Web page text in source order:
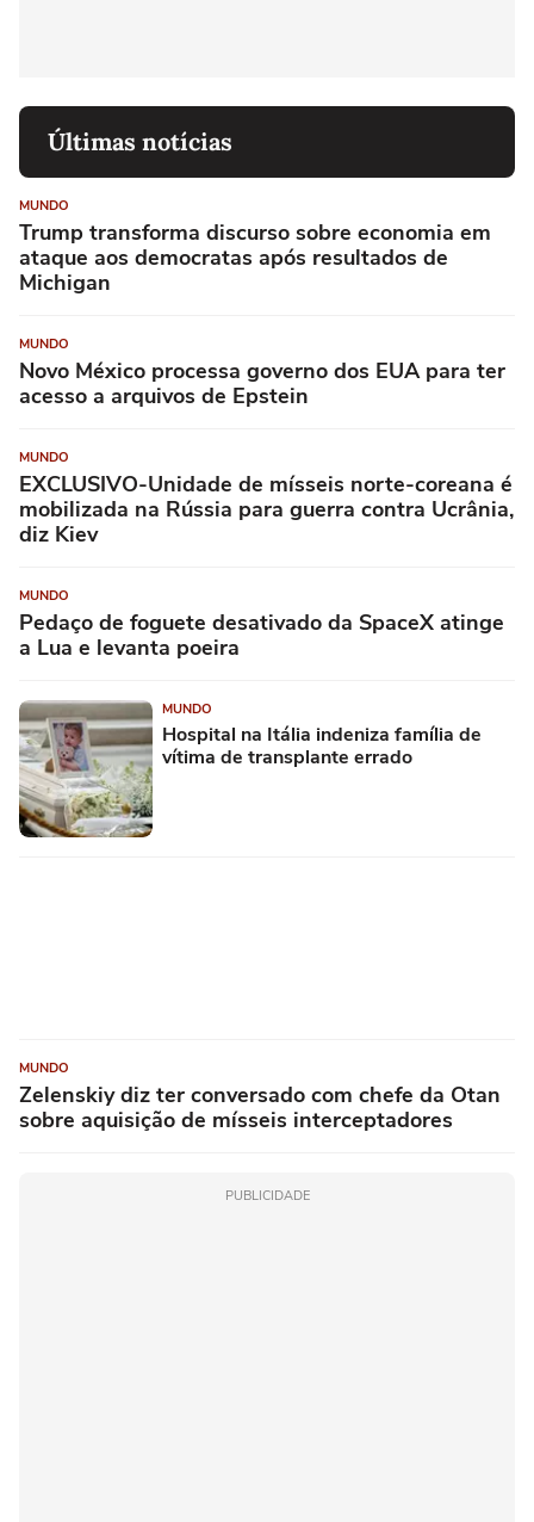
Últimas notícias
MUNDO
Trump transforma discurso sobre economia em
ataque aos democratas após resultados de
Michigan
MUNDO
Novo México processa governo dos EUA para ter
acesso a arquivos de Epstein
MUNDO
EXCLUSIVO-Unidade de mísseis norte-coreana é
mobilizada na Rússia para guerra contra Ucrânia,
diz Kiev
MUNDO
Pedaço de foguete desativado da SpaceX atinge
a Lua e levanta poeira
MUNDO
Hospital na Itália indeniza família de
vítima de transplante errado
MUNDO
Zelenskiy diz ter conversado com chefe da Otan
sobre aquisição de mísseis interceptadores
PUBLICIDADE